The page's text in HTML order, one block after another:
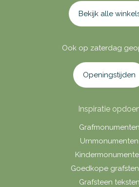
Bekijk alle
Ook op zaterdag
Openingstijden
Inspiratie
Grafmonumenten
Urnmonumenten
Goedkope
Grafsteen teksten